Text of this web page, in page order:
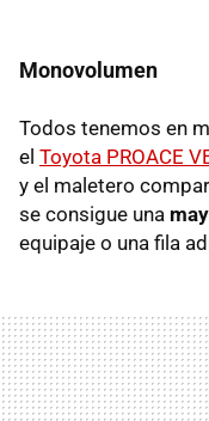
Monovolumen
Todos tenemos en
el Toyota PROACE
y el maletero
se consigue una
equipaje o una fila